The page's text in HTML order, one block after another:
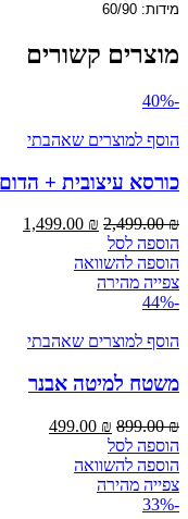
מידות: 60/90
מוצרים קשורים
-40%
הוסף למוצרים שאהבתי
כורסא עיצובית +
2,499.00₪
המחיר
היה:
2,499.00 ₪.
1,499.00 ₪
הוספה לסל
הוספה להשוואה
צפייה מהירה
-44%
הוסף למוצרים שאהבתי
משטח למיטה אבנר
899.00₪
המחיר
המקורי
היה:
899.00 ₪.
499.00 ₪
המחיר
הוספה לסל
הוספה להשוואה
צפייה מהירה
-33%